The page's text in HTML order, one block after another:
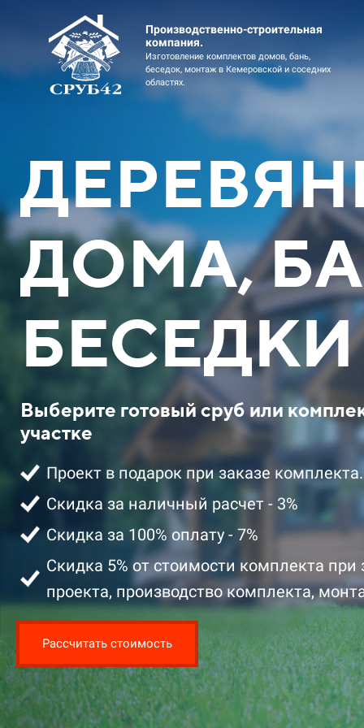
Производственно-строительная
компания.
Изготовление комплектов домов, бань,
беседок, монтаж в Кемеровской и соседних
областях.
ДОМА,
БЕСЕДКИ
Выберите готовый сруб или
участке
Проект в подарок при заказе комплекта.
Скидка за наличный расчет - 3%
Скидка за 100% оплату - 7%
Скидка 5% от стоимости комплекта
проекта, производство комплекта,
Рассчитать стоимость
Дом коттедж 2эт 11х12
Оцилиндрованное бревно
Скидка до 449900 ₽
2 401 100 ₽ цена за комплект со
Подробнее Заказать
Дом
2 329 100 ₽
Подробнее